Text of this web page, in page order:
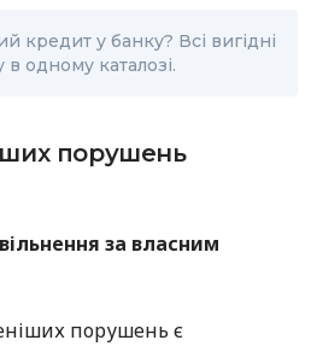
кредит у банку? Всі вигідні
одному каталозі.
порушень
за власним
порушень є